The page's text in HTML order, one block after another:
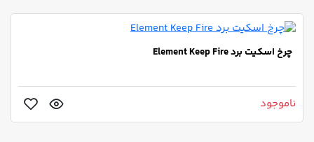
چرخ اسکیت برد Element Keep Fire
ناموجود